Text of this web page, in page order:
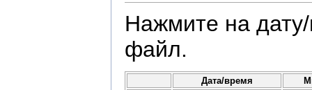
Нажмите на
файл.
Дата/время